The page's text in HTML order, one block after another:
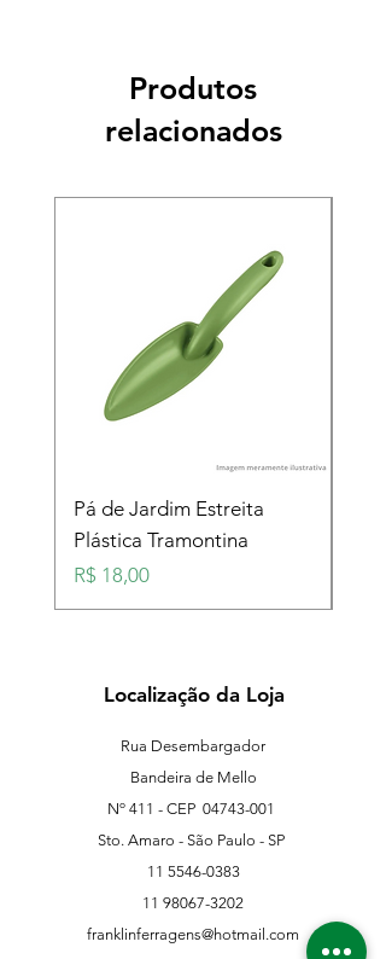
Produtos
relacionados
Pá de Jardim Estreita
Plástica Tramontina
Preço
R$ 18,00
Localização da Loja
Rua Desembargador
Bandeira de Mello
Nº 411 - CEP 04743-001
Sto. Amaro - São Paulo - SP
11 5546-0383
11 98067-3202
franklinferragens@hotmail.com